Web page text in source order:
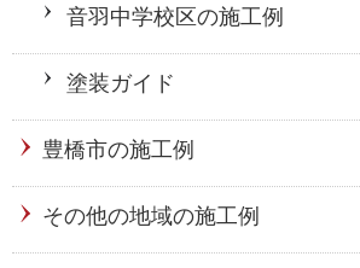
音羽中学校区の施工例
塗装ガイド
豊橋市の施工例
その他の地域の施工例